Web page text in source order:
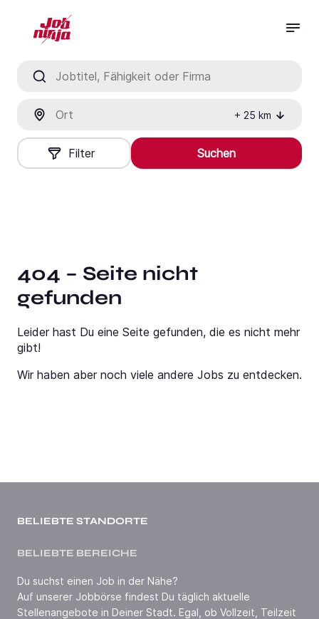
+ 25 km
Filter Suchen
404 – Seite nicht
gefunden
Leider hast Du eine Seite gefunden, die es nicht mehr
gibt!
Wir haben aber noch viele andere Jobs zu entdecken.
BELIEBTE STANDORTE
BELIEBTE BEREICHE
Du suchst einen Job in der Nähe?
Auf unserer Jobbörse findest Du täglich aktuelle
Stellenangebote in Deiner Stadt. Egal, ob Vollzeit, Teilzeit